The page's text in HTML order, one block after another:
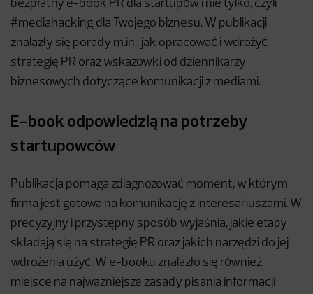
bezpłatny e-book PR dla startupów i nie tylko, czyli
#mediahacking dla Twojego biznesu. W publikacji
znalazły się porady m.in.: jak opracować i wdrożyć
strategię PR oraz wskazówki od dziennikarzy
biznesowych dotyczące komunikacji z mediami.
E-book odpowiedzią na potrzeby
startupowców
Publikacja pomaga zdiagnozować moment, w którym
firma jest gotowa na komunikację z interesariuszami. W
precyzyjny i przystępny sposób wyjaśnia, jakie etapy
składają się na strategię PR oraz jakich narzędzi do jej
wdrożenia użyć. W e-booku znalazło się również
miejsce na najważniejsze zasady pisania informacji